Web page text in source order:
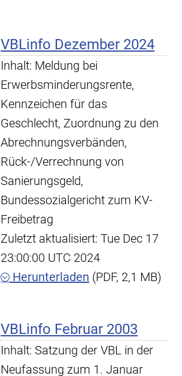
VBLinfo Dezember 2024
Inhalt: Meldung bei
Erwerbsminderungsrente,
Kennzeichen für das
Geschlecht, Zuordnung zu den
Abrechnungsverbänden,
Rück-/Verrechnung von
Sanierungsgeld,
Bundessozialgericht zum KV-
Freibetrag
Zuletzt aktualisiert: Tue Dec 17
23:00:00 UTC 2024
Herunterladen (PDF, 2,1 MB)
VBLinfo Februar 2003
Inhalt: Satzung der VBL in der
Neufassung zum 1. Januar